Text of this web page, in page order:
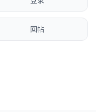
回帖